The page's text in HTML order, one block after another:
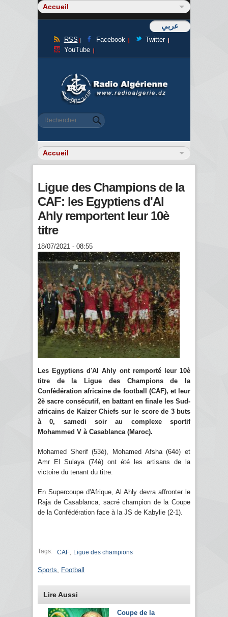
عربي
RSS Facebook
Twitter
YouTube
Formulaire de recherche
Rechercher
Ligue des Champions de la
CAF: les Egyptiens d'Al
Ahly remportent leur 10è
titre
18/07/2021 - 08:55
Les Egyptiens d'Al Ahly ont remporté leur 10è
titre de la Ligue des Champions de la
Confédération africaine de football (CAF), et leur
2è sacre consécutif, en battant en finale les Sud-
africains de Kaizer Chiefs sur le score de 3 buts
à 0, samedi soir au complexe sportif
Mohammed V à Casablanca (Maroc).
Mohamed Sherif (53è), Mohamed Afsha (64è) et
Amr El Sulaya (74è) ont été les artisans de la
victoire du tenant du titre.
En Supercoupe d'Afrique, Al Ahly devra affronter le
Raja de Casablanca, sacré champion de la Coupe
de la Confédération face à la JS de Kabylie (2-1).
Tags: CAF Ligue des champions
Sports Football
Lire Aussi
Coupe de la